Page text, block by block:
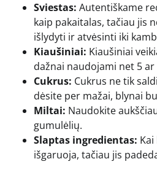
Sviestas: Autentiškame
kaip pakaitalas, tačiau jis
išlydyti ir atvėsinti iki
Kiaušiniai: Kiaušiniai
dažnai naudojami net 5
Cukrus: Cukrus ne tik
dėsite per mažai, blynai
Miltai: Naudokite
gumulėlių.
Slaptas ingredientas:
išgaruoja, tačiau jis